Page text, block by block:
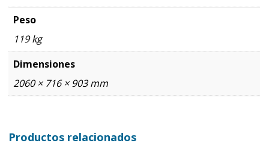
Peso
119 kg
Dimensiones
2060 × 716 × 903 mm
Productos relacionados